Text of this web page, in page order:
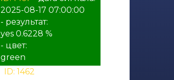
2025-08-17 07:00:00
- результат:
yes 0.6228 %
- цвет:
green
ID: 1462